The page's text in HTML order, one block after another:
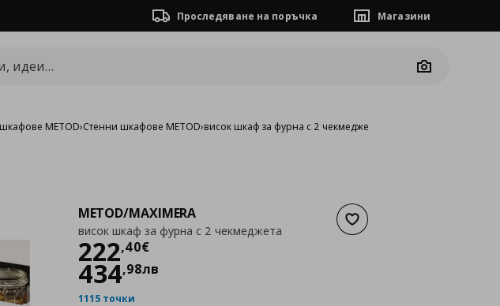
Проследяване на поръчка Магазини
Camera
METOD›Стенни шкафове METOD›висок шкаф за фурна с 2 чекмеджета
Добави към списъка с
METOD/MAXIMERA
висок шкаф за фурна с 2 чекмеджета
222,40€
Цена222,40 €
434,98лв
1115 точки